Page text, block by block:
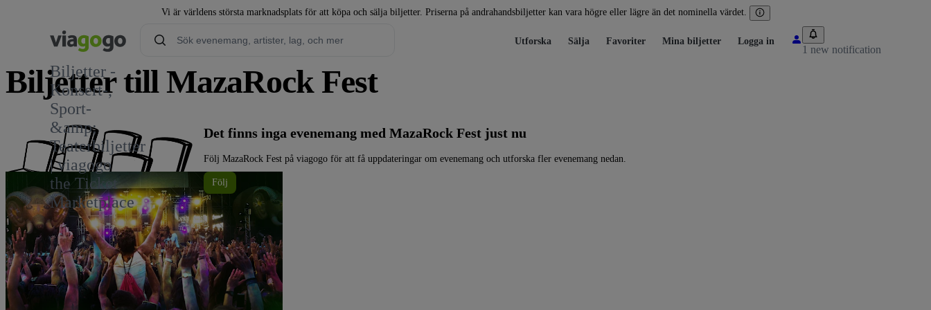
Vi är världens största marknadsplats för att köpa och sälja biljetter. Priserna på andrahandsbiljetter kan vara högre eller lägre än det nominella värdet.
Biljetter -
Konsert-,
Sport-
&amp;
Teaterbiljetter
| viagogo
the Ticket
Marketplace
Utforska Sälja Favoriter Mina biljetter Logga in
1 new notification
Biljetter till MazaRock Fest
Det finns inga evenemang med MazaRock Fest just nu
Följ MazaRock Fest på viagogo för att få uppdateringar om evenemang och utforska fler evenemang nedan.
Följ